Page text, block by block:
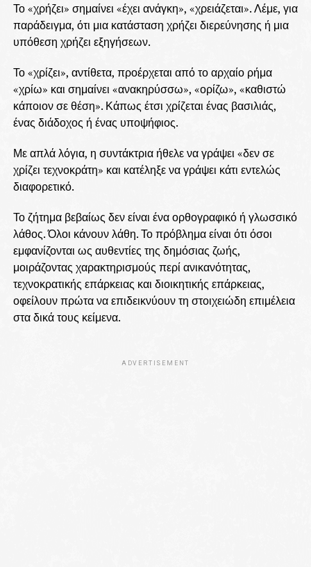
Το «χρήζει» σημαίνει «έχει ανάγκη», «χρειάζεται». Λέμε, για
παράδειγμα, ότι μια κατάσταση χρήζει διερεύνησης ή μια
υπόθεση χρήζει εξηγήσεων.
Το «χρίζει», αντίθετα, προέρχεται από το αρχαίο ρήμα
«χρίω» και σημαίνει «ανακηρύσσω», «ορίζω», «καθιστώ
κάποιον σε θέση». Κάπως έτσι χρίζεται ένας βασιλιάς,
ένας διάδοχος ή ένας υποψήφιος.
Με απλά λόγια, η συντάκτρια ήθελε να γράψει «δεν σε
χρίζει τεχνοκράτη» και κατέληξε να γράψει κάτι εντελώς
διαφορετικό.
Το ζήτημα βεβαίως δεν είναι ένα ορθογραφικό ή γλωσσικό
λάθος. Όλοι κάνουν λάθη. Το πρόβλημα είναι ότι όσοι
εμφανίζονται ως αυθεντίες της δημόσιας ζωής,
μοιράζοντας χαρακτηρισμούς περί ανικανότητας,
τεχνοκρατικής επάρκειας και διοικητικής επάρκειας,
οφείλουν πρώτα να επιδεικνύουν τη στοιχειώδη επιμέλεια
στα δικά τους κείμενα.
ADVERTISEMENT